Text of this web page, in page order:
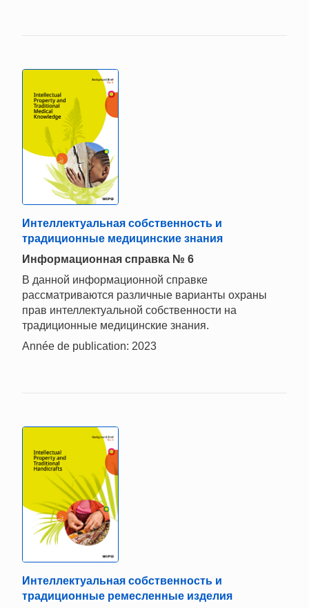
Интеллектуальная собственность и
традиционные медицинские знания
Информационная справка № 6
В данной информационной справке
рассматриваются различные варианты охраны
прав интеллектуальной собственности на
традиционные медицинские знания.
Année de publication: 2023
Интеллектуальная собственность и
традиционные ремесленные изделия